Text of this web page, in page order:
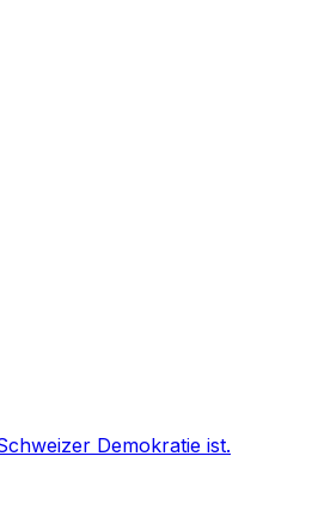
Demokratie ist.